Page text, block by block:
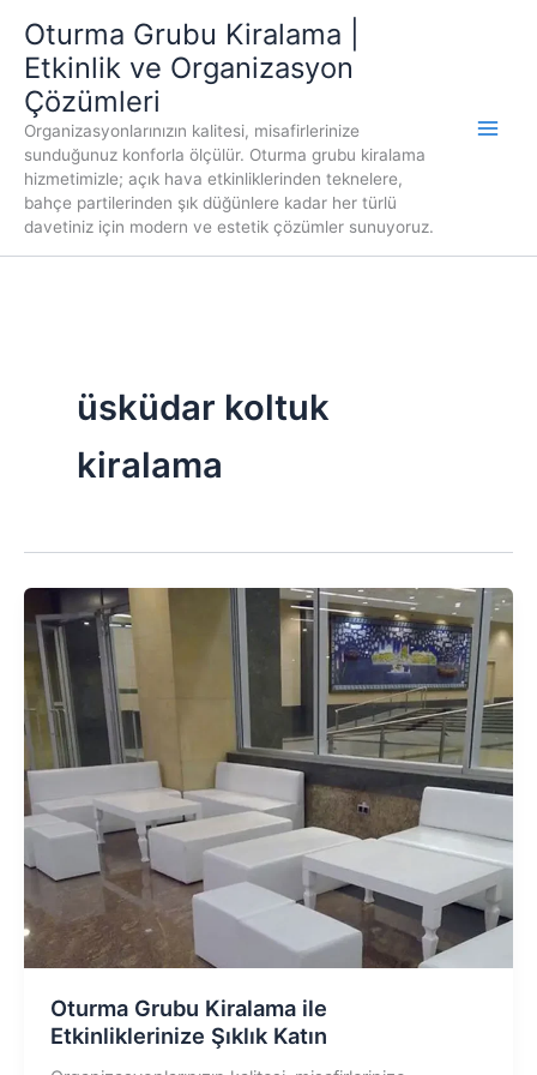
atlaOturma Grubu Kiralama |
Etkinlik ve Organizasyon
Çözümleri
Organizasyonlarınızın kalitesi, misafirlerinize
sunduğunuz konforla ölçülür. Oturma grubu kiralama
hizmetimizle; açık hava etkinliklerinden teknelere,
bahçe partilerinden şık düğünlere kadar her türlü
davetiniz için modern ve estetik çözümler sunuyoruz.
üsküdar koltuk
kiralama
Oturma Grubu Kiralama ile
Etkinliklerinize Şıklık Katın